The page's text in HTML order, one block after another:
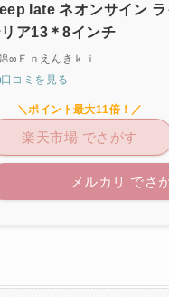
late ネオンサイン
ア13＊8インチ
∞Ｅｎえんきｋｉ
口コミを見る
＼ポイント最大11倍！／
楽天市場 でさがす
メルカリ でさ